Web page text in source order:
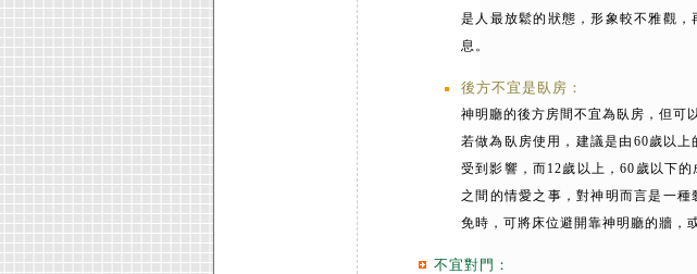
是人最放鬆的狀態，形象較不雅觀
息。
後方不宜是臥房：
神明廳的後方房間不宜為臥房，但可
若做為臥房使用，建議是由60歲以
受到影響，而12歲以上，60歲以下
之間的情愛之事，對神明而言是一
免時，可將床位避開靠神明廳的牆，
不宜對門：